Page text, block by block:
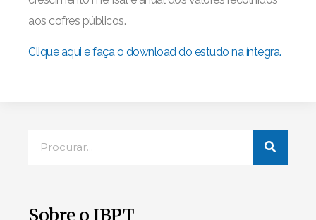
aos cofres públicos.
Clique aqui e faça o download do estudo na íntegra.
Sobre o IBPT